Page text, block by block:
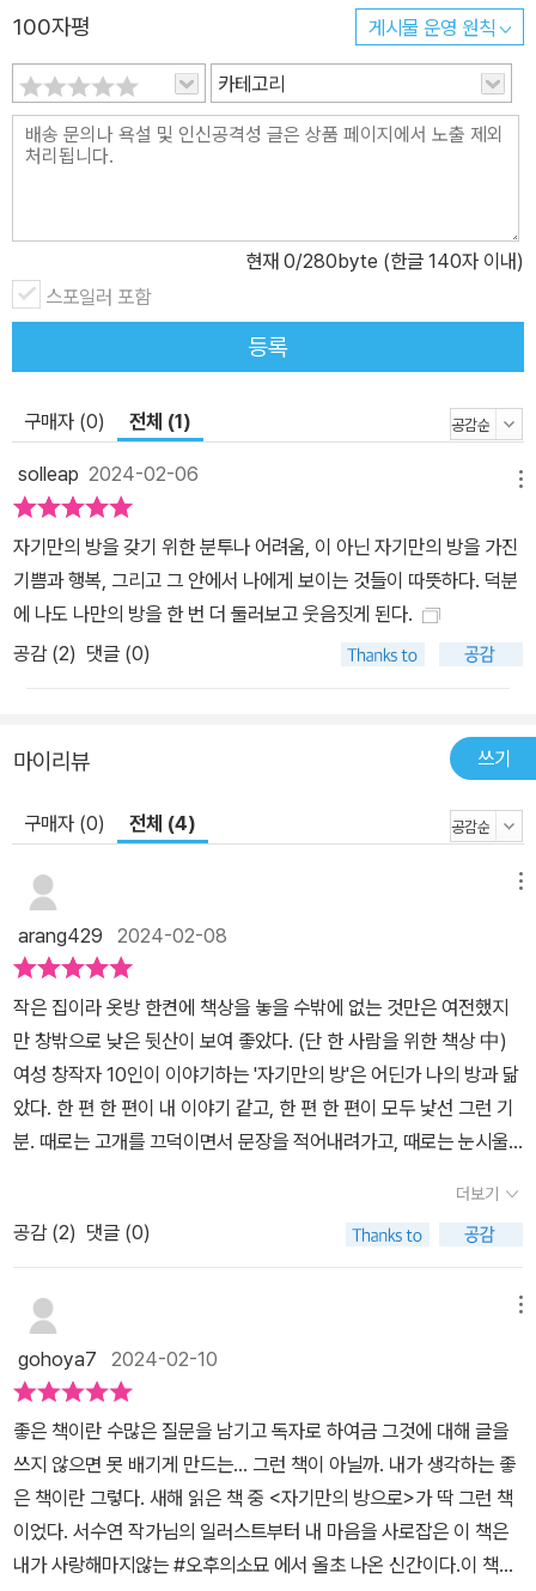
았거나 나란하다는 것을 우리는 금세 알아챌 수 있으리라. 한 뼘 열린
창으로, 문틈으로 서로 연결되고 확장되는 모양이라는 것을. 그러므
로 이 이야기들은 육면체의 닫힌 방으로 끝나지 않고 저마다의 가능
성이 자라나고 뿜어 나오게 될 창을 내어준다. 우리의 가슴과 손에서
한없이 열리며, 자기만의 언어로 우리 내면에서 말하는 것들을 꺼내
한 사람을 위한 책상 ∙ 송은정 “우리 내면의 무언가가 말할 때, 내가
아니라 그것이 나의 몸을 빌려 더듬거리며 말할 때, 나는 그것을 받아
적는 사람이다. 입 없는 존재들의 몸짓을 언어로 번역하는 사람이라
고 불러도 좋겠다. 이 모든 일은 책상에서 이루어진다.” _안희연 “방
쓰는 동안만큼은 명백한 작가로 존재한다는 사실이 내겐 여전히 놀라
울 따름이어서, 나는 그런 자신을 계속해서 목도하고 응원하고 싶어
졌다. … 나는 그 글이 나만의 어디로든 문이 되길 고대하고 있다. 문
을 열면 그곳엔 단 한 사람을 위한 책상 하나가 놓여 있을 것이다.” _
그리는 일 ∙ 서수연 X 가장 작은 방에서 짓는 것들 ∙ 고운 “내 그림에
그 말을 들을 때마다 나는 내 그림이 열병합 방식이어서 그런가 보다
간뿐 아니라 그 공간에서 보낼 수 있는 시간의 양과 질에 있어서도 모
서. 간절함으로. … 우리는 사랑 안에 있어. 우리는 함께 자라고 있어.
에도, 사실은 있는 힘껏 삶을 아끼고 사랑하고 있는 거라고. 그렇게 나
도 나를 응원해 주고 싶다.” _고운 고유한 나를 이루는 존재로서의 방:
열린 문, 한 뼘의 틈으로 ∙ 휘리 X 나를 구축하는 질료들 ∙ 박세미 “내
방에서 일어나는 일은 대체로 나만 알 수 있었다. 방문이 한 뼘 열려
있어도, 그 문을 불쑥 열거나 서랍을 허락 없이 열어보는 사람이 없었
기 때문이다. … 그 덕분에 ‘고유한 나의 영역’이라는 감각이 내 삶에
자연스러운 일로 자리 잡았다. 나의 고유함을 지켜주는 사람들을 곁
에 두게 되었으니, 나도 그 사람들의 고유함을 지키고 또 궁금해하며
침대, 옷, 화병 같은 것들은 내가 새로운 껍데기로 이동할 때마다 내가
끝내 맨몸이 아님을 역설적으로 알려주었다. … 나는 내가 사랑하는
질료들을 붙잡는다. 그것들이 나를 구축하므로, 나는 간절히, 그것들
을 지켜내는 방이 되고 싶다.” _박세미 1인 가구, 선택한 고독과 삶의
형식으로서의 집: 세 개의 집, 두 권의 책 ∙ 신지혜 X 내가 있는 곳 어
디든 ∙ 신예희 “나는 누군가와 함께 살고 싶었던 집을 떠나며 나만의
집을 선택했다. … 이 집에서 나는 혼자 마음껏 고독할 수 있다. 집에
틀어박혀서 한 마디도 하지 않고 지나가는 날이 늘었지만 어쩐지 나
의 세계는 확장되고 있다.” _신지혜 “1인 가구의 삶. 조금은 외롭고 가
끔은 쓸쓸하지만 대체로 만족스럽다. 가족과 함께 살 때는 ‘나만의
방’에 대한 애정을 깊이 느껴본 기억이 없다. 어차피 독립된 공간이 아
니라고 생각해서였을까? 내 방이 있다고 해서 혼자일 수 있는 건 아
100자평 게시물 운영 원칙
카테고리
현재 0/280byte (한글 140자 이내)
스포일러 포함
등록
구매자 (0) 전체 (1)
solleap 2024-02-06
자기만의 방을 갖기 위한 분투나 어려움, 이 아닌 자기만의 방을 가진
기쁨과 행복, 그리고 그 안에서 나에게 보이는 것들이 따뜻하다. 덕분
에 나도 나만의 방을 한 번 더 둘러보고 웃음짓게 된다.
공감 (2) 댓글 (0)
마이리뷰 쓰기
구매자 (0) 전체 (4)
arang429 2024-02-08
작은 집이라 옷방 한켠에 책상을 놓을 수밖에 없는 것만은 여전했지
만 창밖으로 낮은 뒷산이 보여 좋았다. (단 한 사람을 위한 책상 中)
여성 창작자 10인이 이야기하는 '자기만의 방'은 어딘가 나의 방과 닮
았다. 한 편 한 편이 내 이야기 같고, 한 편 한 편이 모두 낯선 그런 기
분. 때로는 고개를 끄덕이면서 문장을 적어내려가고, 때로는 눈시울
면서 읽을 수 있었다. 앤솔러지 에세이의 매력이지 싶다. 그들의 이야
기를 읽는 동안 나의 방, 내가 머무는 공간을 돌아봤다. 20평 남짓의
집에 4인 가족. 규모에 비해 큰 안방과 적당한 크기의 거실, 좁은 부
엌과 옷방으로 사용하는 작은 방. 1~2년이 지나면 벗어날 줄 알았던
방, 즉 옷방은 내 방이 됐다. 옷방 한켠에 책상(사실은 화장대)을 두고
그 위에 노트북과 미싱, 애정하는 책들을 올려둔 작은 공간. 이 곳에서
책을 읽고, 다이어리를 정리하고, 일기를 쓰고, 아르바이트를 하고, 한
달에 2번쯤 인터넷으로 책모임을 한다.이 책상의 이름은 가능성이다.
이 곳은 나의 방이다. (우리 내면의 무언가가 말할 때 中)물리적 공간
뿐 아니라 그 공간에서 보낼 수 있는 시간의 양과 질에 있어서도 모두
투쟁으로 얻은 것이다. 가족들에게 사랑과 이해와 도움을 구하면서.
더보기
공감 (2) 댓글 (0)
gohoya7 2024-02-10
좋은 책이란 수많은 질문을 남기고 독자로 하여금 그것에 대해 글을
쓰지 않으면 못 배기게 만드는… 그런 책이 아닐까. 내가 생각하는 좋
은 책이란 그렇다. 새해 읽은 책 중 <자기만의 방으로>가 딱 그런 책
이었다. 서수연 작가님의 일러스트부터 내 마음을 사로잡은 이 책은
내가 사랑해마지않는 #오후의소묘 에서 올초 나온 신간이다.이 책은